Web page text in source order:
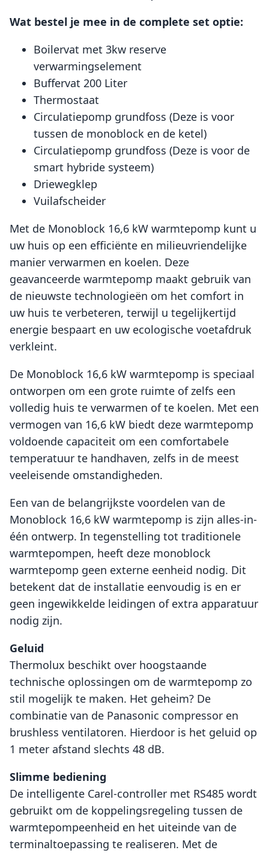
Wat bestel je mee in de complete set optie:
Boilervat met 3kw reserve
verwarmingselement
Buffervat 200 Liter
Thermostaat
Circulatiepomp grundfoss (Deze is voor
tussen de monoblock en de ketel)
Circulatiepomp grundfoss (Deze is voor de
smart hybride systeem)
Driewegklep
Vuilafscheider
Met de Monoblock 16,6 kW warmtepomp kunt u
uw huis op een efficiënte en milieuvriendelijke
manier verwarmen en koelen. Deze
geavanceerde warmtepomp maakt gebruik van
de nieuwste technologieën om het comfort in
uw huis te verbeteren, terwijl u tegelijkertijd
energie bespaart en uw ecologische voetafdruk
verkleint.
De Monoblock 16,6 kW warmtepomp is speciaal
ontworpen om een grote ruimte of zelfs een
volledig huis te verwarmen of te koelen. Met een
vermogen van 16,6 kW biedt deze warmtepomp
voldoende capaciteit om een comfortabele
temperatuur te handhaven, zelfs in de meest
veeleisende omstandigheden.
Een van de belangrijkste voordelen van de
Monoblock 16,6 kW warmtepomp is zijn alles-in-
één ontwerp. In tegenstelling tot traditionele
warmtepompen, heeft deze monoblock
warmtepomp geen externe eenheid nodig. Dit
betekent dat de installatie eenvoudig is en er
geen ingewikkelde leidingen of extra apparatuur
nodig zijn.
Geluid
Thermolux beschikt over hoogstaande
technische oplossingen om de warmtepomp zo
stil mogelijk te maken. Het geheim? De
combinatie van de Panasonic compressor en
brushless ventilatoren. Hierdoor is het geluid op
1 meter afstand slechts 48 dB.
Slimme bediening
De intelligente Carel-controller met RS485 wordt
gebruikt om de koppelingsregeling tussen de
warmtepompeenheid en het uiteinde van de
terminaltoepassing te realiseren. Met de